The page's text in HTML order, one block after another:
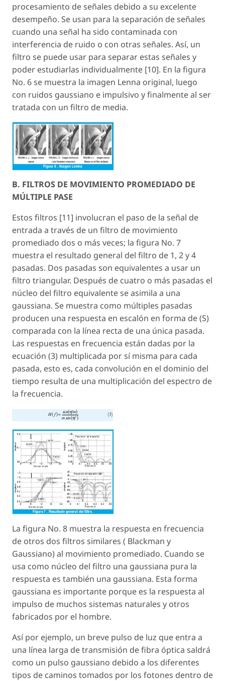
procesamiento de señales debido a su excelente
desempeño. Se usan para la separación de señales
cuando una señal ha sido contaminada con
interferencia de ruido o con otras señales. Así, un
filtro se puede usar para separar estas señales y
poder estudiarlas individualmente [10]. En la figura
No. 6 se muestra la imagen Lenna original, luego
con ruidos gaussiano e impulsivo y finalmente al ser
tratada con un filtro de media.
B. FILTROS DE MOVIMIENTO PROMEDIADO DE
MÚLTIPLE PASE
Estos filtros [11] involucran el paso de la señal de
entrada a través de un filtro de movimiento
promediado dos o más veces; la figura No. 7
muestra el resultado general del filtro de 1, 2 y 4
pasadas. Dos pasadas son equivalentes a usar un
filtro triangular. Después de cuatro o más pasadas el
núcleo del filtro equivalente se asimila a una
gaussiana. Se muestra como múltiples pasadas
producen una respuesta en escalón en forma de (S)
comparada con la línea recta de una única pasada.
Las respuestas en frecuencia están dadas por la
ecuación (3) multiplicada por sí misma para cada
pasada, esto es, cada convolución en el dominio del
tiempo resulta de una multiplicación del espectro de
la frecuencia.
La figura No. 8 muestra la respuesta en frecuencia
de otros dos filtros similares ( Blackman y
Gaussiano) al movimiento promediado. Cuando se
usa como núcleo del filtro una gaussiana pura la
respuesta es también una gaussiana. Esta forma
gaussiana es importante porque es la respuesta al
impulso de muchos sistemas naturales y otros
fabricados por el hombre.
Así por ejemplo, un breve pulso de luz que entra a
una línea larga de transmisión de fibra óptica saldrá
como un pulso gaussiano debido a los diferentes
tipos de caminos tomados por los fotones dentro de